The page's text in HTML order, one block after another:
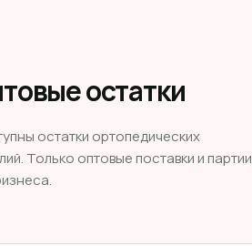
остатки
остатки ортопедических
Только оптовые поставки и партии